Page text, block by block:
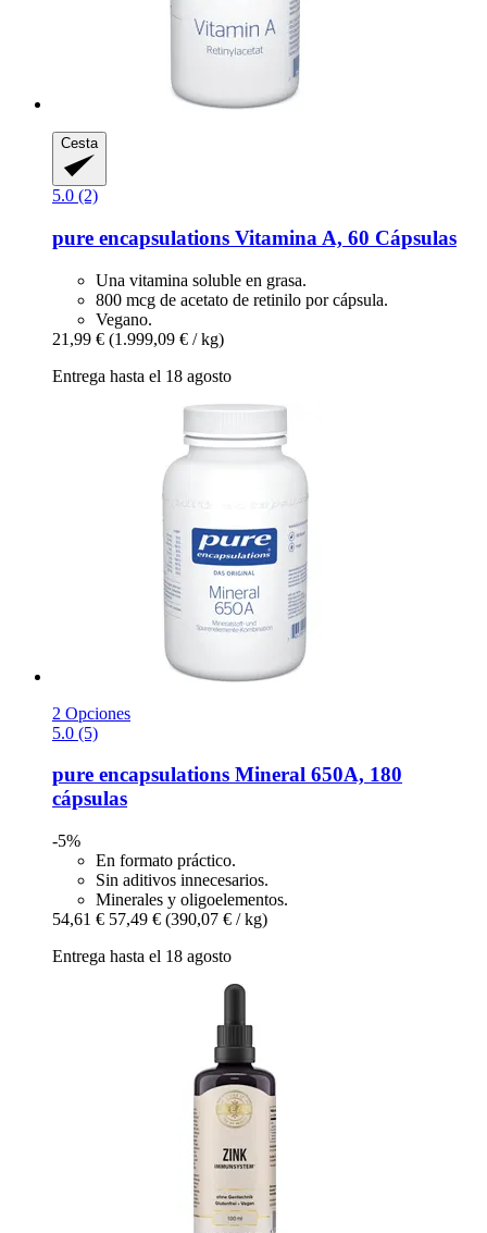
Cesta
5.0 (2)
pure encapsulations Vitamina A, 60 Cápsulas
Una vitamina soluble en grasa.
800 mcg de acetato de retinilo por cápsula.
Vegano.
21,99 € (1.999,09 € / kg)
Entrega hasta el 18 agosto
2 Opciones
5.0 (5)
pure encapsulations Mineral 650A, 180
cápsulas
-5%
En formato práctico.
Sin aditivos innecesarios.
Minerales y oligoelementos.
54,61 € 57,49 € (390,07 € / kg)
Entrega hasta el 18 agosto